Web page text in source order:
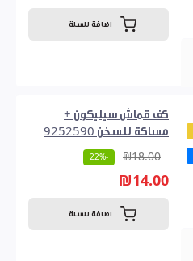
اضافة للسلة
كف قماش سيليكون +
مساكة للسخن 9252590
₪18.00
-22%
₪14.00
اضافة للسلة